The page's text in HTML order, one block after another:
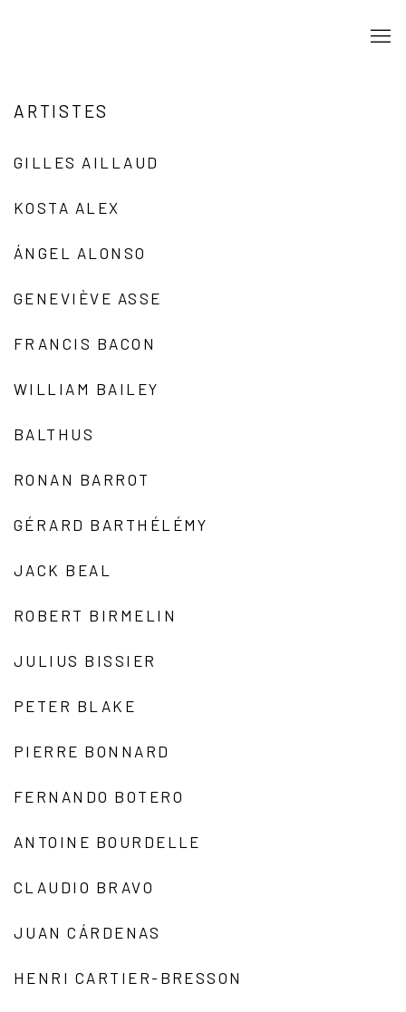
ARTISTES
GILLES AILLAUD
KOSTA ALEX
ÁNGEL ALONSO
GENEVIÈVE ASSE
FRANCIS BACON
WILLIAM BAILEY
BALTHUS
RONAN BARROT
GÉRARD BARTHÉLÉMY
JACK BEAL
ROBERT BIRMELIN
JULIUS BISSIER
PETER BLAKE
PIERRE BONNARD
FERNANDO BOTERO
ANTOINE BOURDELLE
CLAUDIO BRAVO
JUAN CÁRDENAS
HENRI CARTIER-BRESSON